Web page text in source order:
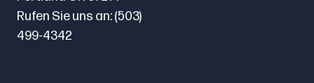
dass
die
Dateien
mit
Rufen Sie uns an:(503)
499-4342